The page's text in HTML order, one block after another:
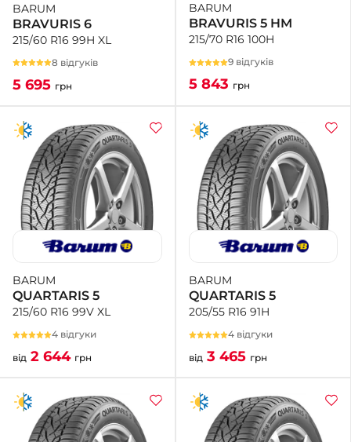
BARUM
BRAVURIS 6
215/60 R16 99H XL
8 відгуків
5 695 грн
BARUM
BRAVURIS 5 HM
215/70 R16 100H
9 відгуків
5 843 грн
BARUM
QUARTARIS 5
215/60 R16 99V XL
4 відгуки
від 2 644 грн
BARUM
QUARTARIS 5
205/55 R16 91H
4 відгуки
від 3 465 грн